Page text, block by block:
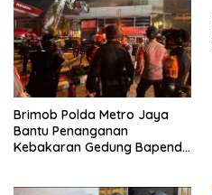
Brimob Polda Metro Jaya
Bantu Penanganan
Kebakaran Gedung Bapenda